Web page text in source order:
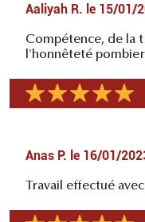
Aaliyah R. le 15/01/
Compétence, de la
l'honnêteté
Anas P. le 16/01/
Travail effectué